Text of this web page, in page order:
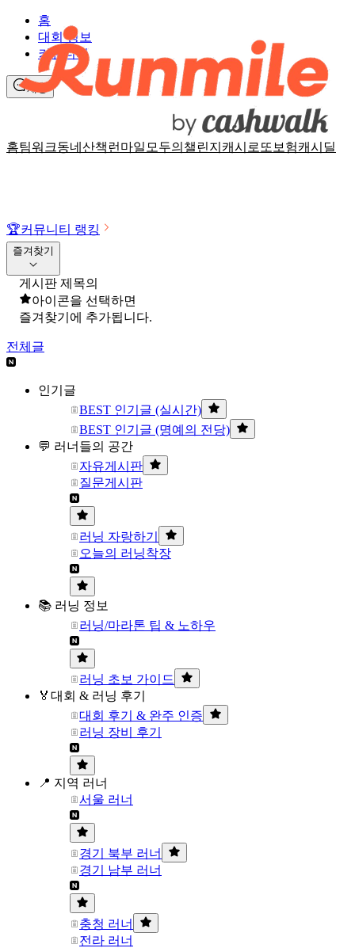
홈팀워크동네산책 런마일 모두의챌린지 캐시로또 보험캐시딜
홈
대회 정보
커뮤니티
채팅
🏆커뮤니티 랭킹
즐겨찾기
게시판 제목의
아이콘을 선택하면
즐겨찾기에 추가됩니다.
전체글
인기글
BEST 인기글 (실시간)
BEST 인기글 (명예의 전당)
💬 러너들의 공간
자유게시판
질문게시판
러닝 자랑하기
오늘의 러닝착장
📚 러닝 정보
러닝/마라톤 팁 & 노하우
러닝 초보 가이드
🏅대회 & 러닝 후기
대회 후기 & 완주 인증
러닝 장비 후기
📍 지역 러너
서울 러너
경기 북부 러너
경기 남부 러너
충청 러너
전라 러너